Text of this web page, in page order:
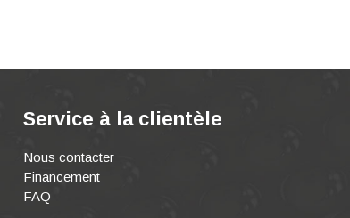
Service à la clientèle
Nous contacter
Financement
FAQ